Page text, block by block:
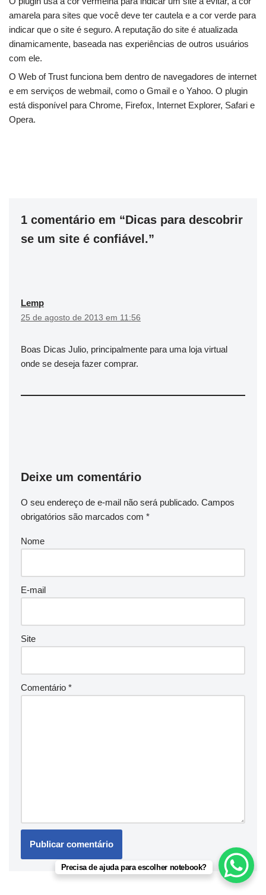
amarela para sites que você deve ter cautela e a cor verde para
indicar que o site é seguro. A reputação do site é atualizada
dinamicamente, baseada nas experiências de outros usuários
com ele.
O Web of Trust funciona bem dentro de navegadores de internet
e em serviços de webmail, como o Gmail e o Yahoo. O plugin
está disponível para Chrome, Firefox, Internet Explorer, Safari e
Opera.
1 comentário em “Dicas para descobrir
se um site é confiável.”
Lemp
25 de agosto de 2013 em 11:56
Boas Dicas Julio, principalmente para uma loja virtual
onde se deseja fazer comprar.
Deixe um comentário
O seu endereço de e-mail não será publicado. Campos
obrigatórios são marcados com *
Nome
E-mail
Site
Comentário *
Precisa de ajuda para escolher notebook?